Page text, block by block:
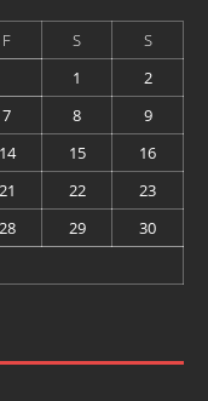
F S
S
1
2
7 8
9
14 15
16
21 22
23
28 29
30